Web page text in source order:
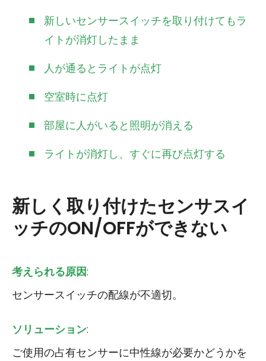
新しいセンサースイッチを取り付けてもラ
イトが消灯したまま
人が通るとライトが点灯
空室時に点灯
部屋に人がいると照明が消える
ライトが消灯し、すぐに再び点灯する
新しく取り付けたセンサスイ
ッチのON/OFFができない
考えられる原因:
センサースイッチの配線が不適切。
ソリューション:
ご使用の占有センサーに中性線が必要かどうかを